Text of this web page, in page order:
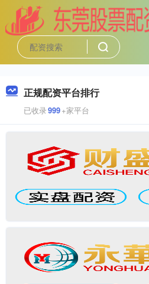
正规配资平台排行
已收录999+家平台